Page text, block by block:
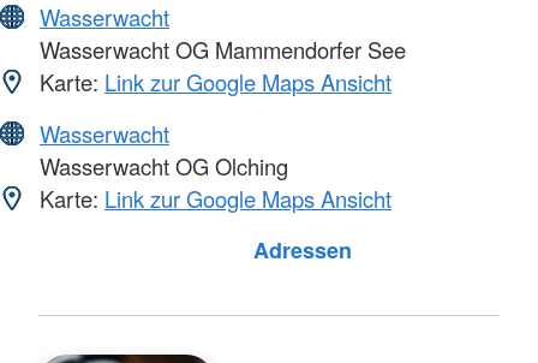
Wasserwacht
Wasserwacht OG Mammendorfer See
Karte: Link zur Google Maps Ansicht
Wasserwacht
Wasserwacht OG Olching
Karte: Link zur Google Maps Ansicht
Adressen